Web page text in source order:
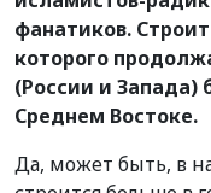
фанатиков.
которого
(России и Запада)
Среднем Востоке.
Да, может быть, в